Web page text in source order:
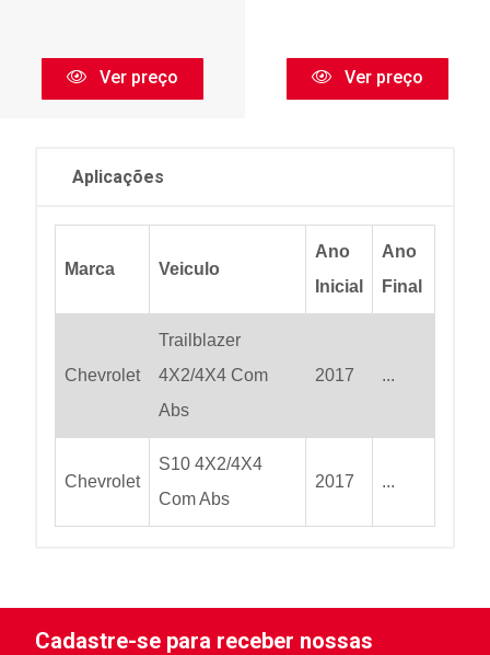
Ver preço Ver preço
Aplicações
Marca Veiculo
Ano
Inicial
Ano
Final
Chevrolet
Trailblazer
4X2/4X4 Com
Abs
2017 ...
Chevrolet
S10 4X2/4X4
Com Abs
2017 ...
Cadastre-se para receber nossas